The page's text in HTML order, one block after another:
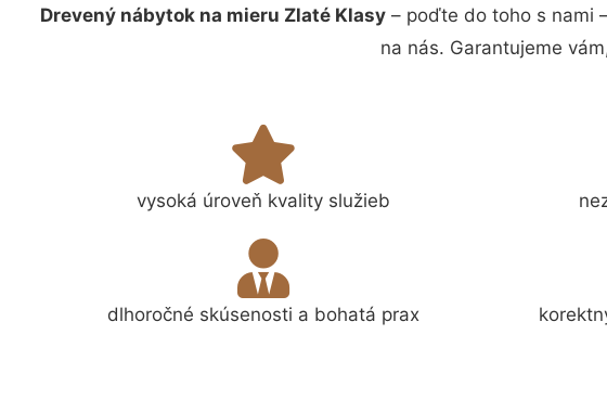
Drevený nábytok na mieru Zlaté Klasy– poďte do toho s nami
na nás. Garantujeme
vysoká úroveň kvality služieb
dlhoročné skúsenosti a bohatá prax